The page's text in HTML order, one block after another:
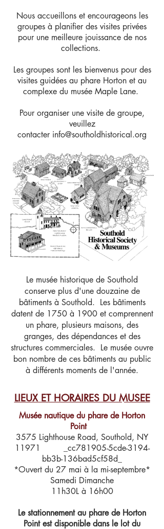
Nous accueillons et encourageons les
groupes à planifier des visites privées
pour une meilleure jouissance de nos
collections.
Les groupes sont les bienvenus pour des
visites guidées au phare Horton et au
complexe du musée Maple Lane.
Pour organiser une visite de groupe,
veuillez
contacter info@southoldhistorical.org
Le musée historique de Southold
conserve plus d'une douzaine de
bâtiments à Southold. Les bâtiments
datent de 1750 à 1900 et comprennent
un phare, plusieurs maisons, des
granges, des dépendances et des
structures commerciales. Le musée ouvre
bon nombre de ces bâtiments au public
à différents moments de l'année.
LIEUX ET HORAIRES DU MUSEE
Musée nautique du phare de Horton
Point
3575 Lighthouse Road, Southold, NY
11971 _cc781905-5cde-3194-
bb3b-136bad5cf58d_
*Ouvert du 27 mai à la mi-septembre*
Samedi Dimanche
11h30L à 16h00
Le stationnement au phare de Horton
Point est disponible dans le lot du